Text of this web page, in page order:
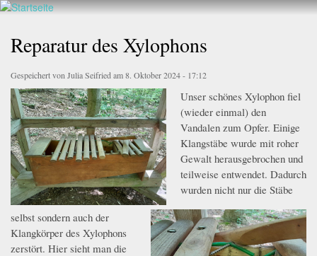
Direkt
Inhalt
Walderlebnis
e.V.
hier
Reparatur des Xylophons
Gespeichert von Julia Seifried am 8. Oktober 2024 - 17:12
1.jpeg
Unser schönes Xylophon fiel
(wieder einmal) den
Vandalen zum Opfer. Einige
Klangstäbe wurde mit roher
Gewalt herausgebrochen und
teilweise entwendet.
2.jpeg
Dadurch
wurden nicht nur die Stäbe
selbst sondern auch der
Klangkörper des Xylophons
zerstört. Hier sieht man die